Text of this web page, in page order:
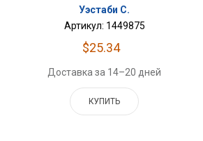
Уэстаби С.
Артикул: 1449875
$25.34
Доставка за 14–20 дней
КУПИТЬ